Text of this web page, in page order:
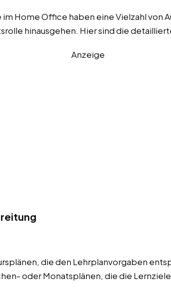
im Home Office haben eine Vielzahl von
hinausgehen. Hier sind die
Anzeige
die den Lehrplanvorgaben
oder Monatsplänen, die die